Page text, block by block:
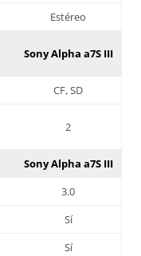
Estéreo
Sony Alpha a7S III
CF, SD
2
Sony Alpha a7S III
3.0
Sí
Sí